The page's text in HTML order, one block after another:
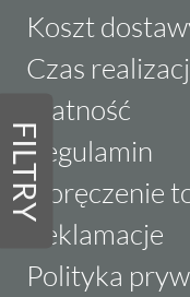
FILTRY
Koszt
Czas
Płatność
Regulamin
Doręczenie
Reklamacje
Polityka